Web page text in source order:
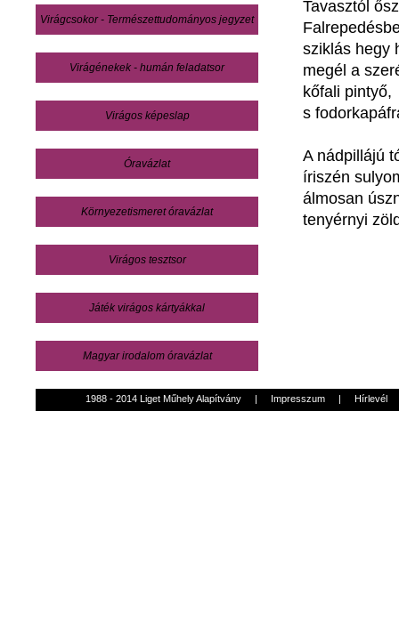
Virágcsokor - Természettudományos jegyzet
Virágénekek - humán feladatsor
Virágos képeslap
Óravázlat
Környezetismeret óravázlat
Virágos tesztsor
Játék virágos kártyákkal
Magyar irodalom óravázlat
Tavasztól
sziklás hegy
megél a
kőfali pintyő,
s
A nádpillájú
íriszén
álmosan
tenyérnyi
1988 - 2014 Liget Műhely Alapítvány | Impresszum | Hírlevél